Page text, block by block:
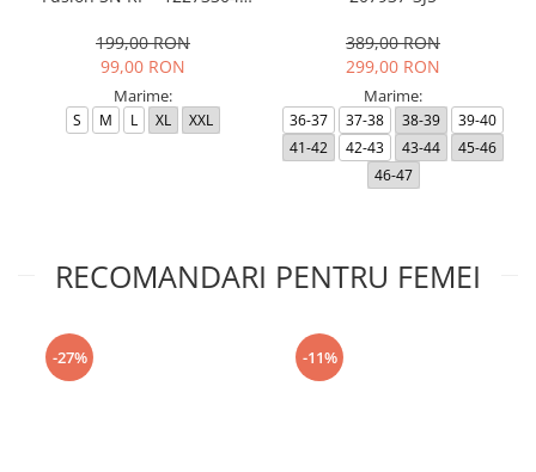
199,00 RON
99,00 RON
Marime:
S M L XL XXL
389,00 RON
299,00 RON
Marime:
36-37 37-38 38-39
39-40
41-42
42-43 43-44
45-46
46-47
RECOMANDARI PENTRU FEMEI
-27% -11%